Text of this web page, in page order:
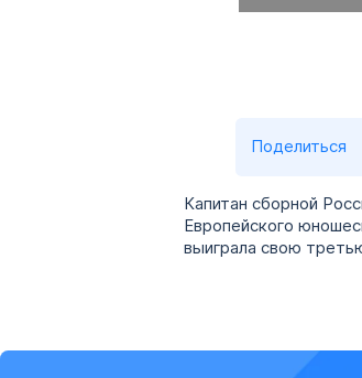
Поделиться
Капитан сборной
Европейского
выиграла свою